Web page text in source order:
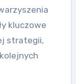
kluczowe
strategii,